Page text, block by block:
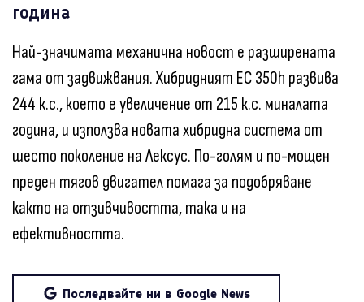
година
Най-значимата механична новост е разширената
гама от задвижвания. Хибридният ЕС 350h развива
244 к.с., което е увеличение от 215 к.с. миналата
година, и използва новата хибридна система от
шесто поколение на Лексус. По-голям и по-мощен
преден тягов двигател помага за подобряване
както на отзивчивостта, така и на
ефективността.
Последвайте ни в Google News